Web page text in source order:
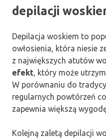
depilacji
Depilacja woskiem to
owłosienia, która niesie
z największych atutów
efekt, który może
W porównaniu do
regularnych powtórzeń
zapewnia większą
Kolejną zaletą depilacji